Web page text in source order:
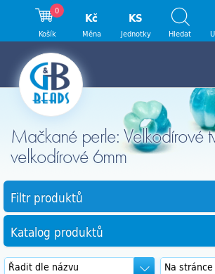
Mačkané perle: Velkodírové
velkodírové 6mm
Filtr produktů
Katalog produktů
0
Košík
Kč
Měna
KS
Jednotky Hledat